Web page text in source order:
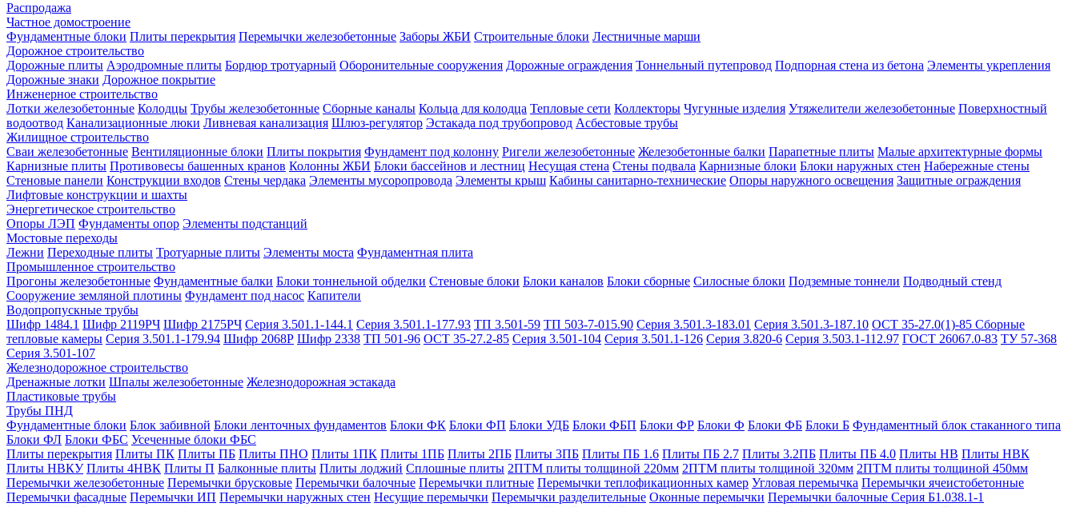
Распродажа
Частное домостроение
Фундаментные блоки Плиты перекрытия Перемычки железобетонные Заборы ЖБИ Строительные блоки Лестничные марши
Дорожное строительство
Дорожные плиты Аэродромные плиты Бордюр тротуарный Оборонительные сооружения Дорожные ограждения Тоннельный путепровод Подпорная стена из бетона Элементы укрепления
Дорожные знаки Дорожное покрытие
Инженерное строительство
Лотки железобетонные Колодцы Трубы железобетонные Сборные каналы Кольца для колодца Тепловые сети Коллекторы Чугунные изделия Утяжелители железобетонные Поверхностный
водоотвод Канализационные люки Ливневая канализация Шлюз-регулятор Эстакада под трубопровод Асбестовые трубы
Жилищное строительство
Сваи железобетонные Вентиляционные блоки Плиты покрытия Фундамент под колонну Ригели железобетонные Железобетонные балки Парапетные плиты Малые архитектурные формы
Карнизные плиты Противовесы башенных кранов Колонны ЖБИ Блоки бассейнов и лестниц Несущая стена Стены подвала Карнизные блоки Блоки наружных стен Набережные стены
Стеновые панели Конструкции входов Стены чердака Элементы мусоропровода Элементы крыш Кабины санитарно-технические Опоры наружного освещения Защитные ограждения
Лифтовые конструкции и шахты
Энергетическое строительство
Опоры ЛЭП Фундаменты опор Элементы подстанций
Мостовые переходы
Лежни Переходные плиты Тротуарные плиты Элементы моста Фундаментная плита
Промышленное строительство
Прогоны железобетонные Фундаментные балки Блоки тоннельной обделки Стеновые блоки Блоки каналов Блоки сборные Силосные блоки Подземные тоннели Подводный стенд
Сооружение земляной плотины Фундамент под насос Капители
Водопропускные трубы
Шифр 1484.1 Шифр 2119РЧ Шифр 2175РЧ Серия 3.501.1-144.1 Серия 3.501.1-177.93 ТП 3.501-59 ТП 503-7-015.90 Серия 3.501.3-183.01 Серия 3.501.3-187.10 ОСТ 35-27.0(1)-85 Сборные
тепловые камеры Серия 3.501.1-179.94 Шифр 2068Р Шифр 2338 ТП 501-96 ОСТ 35-27.2-85 Серия 3.501-104 Серия 3.501.1-126 Серия 3.820-6 Серия 3.503.1-112.97 ГОСТ 26067.0-83 ТУ 57-368
Серия 3.501-107
Железнодорожное строительство
Дренажные лотки Шпалы железобетонные Железнодорожная эстакада
Пластиковые трубы
Трубы ПНД
Фундаментные блоки Блок забивной Блоки ленточных фундаментов Блоки ФК Блоки ФП Блоки УДБ Блоки ФБП Блоки ФР Блоки Ф Блоки ФБ Блоки Б Фундаментный блок стаканного типа
Блоки ФЛ Блоки ФБС Усеченные блоки ФБС
Плиты перекрытия Плиты ПК Плиты ПБ Плиты ПНО Плиты 1ПК Плиты 1ПБ Плиты 2ПБ Плиты 3ПБ Плиты ПБ 1.6 Плиты ПБ 2.7 Плиты 3.2ПБ Плиты ПБ 4.0 Плиты НВ Плиты НВК
Плиты НВКУ Плиты 4НВК Плиты П Балконные плиты Плиты лоджий Сплошные плиты 2ПТМ плиты толщиной 220мм 2ПТМ плиты толщиной 320мм 2ПТМ плиты толщиной 450мм
Перемычки железобетонные Перемычки брусковые Перемычки балочные Перемычки плитные Перемычки теплофикационных камер Угловая перемычка Перемычки ячеистобетонные
Перемычки фасадные Перемычки ИП Перемычки наружных стен Несущие перемычки Перемычки разделительные Оконные перемычки Перемычки балочные Серия Б1.038.1-1